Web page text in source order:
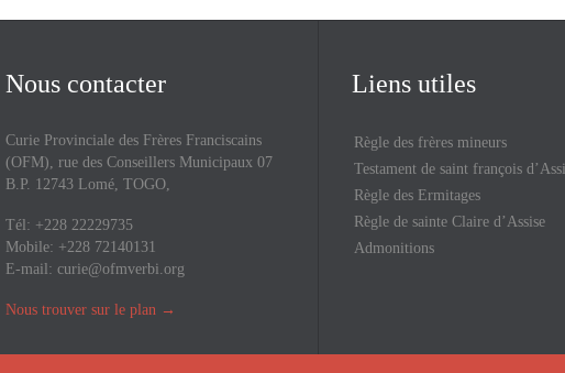
Nous contacter
Curie Provinciale des Frères Franciscains
(OFM), rue des Conseillers Municipaux 07
B.P. 12743 Lomé, TOGO,
Tél: +228 22229735
Mobile: +228 72140131
E-mail: curie@ofmverbi.org
Nous trouver sur le plan →
Liens utiles
Règle des frères mineurs
Testament de saint françois
Règle des Ermitages
Règle de sainte Claire d’Assise
Admonitions